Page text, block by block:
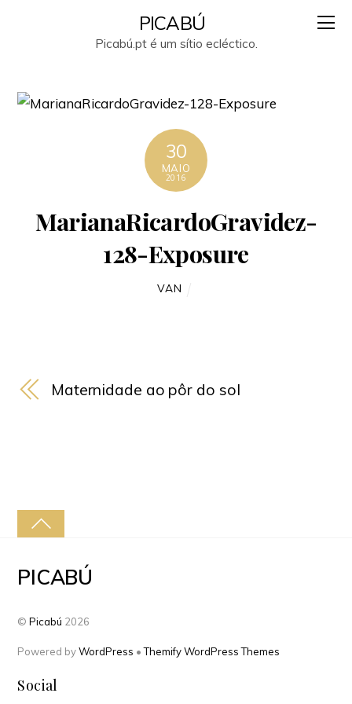
PICABÚ
Picabú.pt é um sítio ecléctico.
30
MAIO
2016
MarianaRicardoGravidez-
128-Exposure
VAN
Maternidade ao pôr do sol
PICABÚ
©Picabú 2026
Powered byWordPress •Themify WordPress Themes
Social